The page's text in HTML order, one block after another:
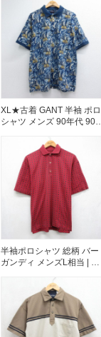
XL★古着 GANT 半袖 ポロ
シャツ メンズ 90年代 90s
ズ コットン ネイビー
26jul10
半袖ポロシャツ 総柄 バー
ガンディ メンズL相当 | 古